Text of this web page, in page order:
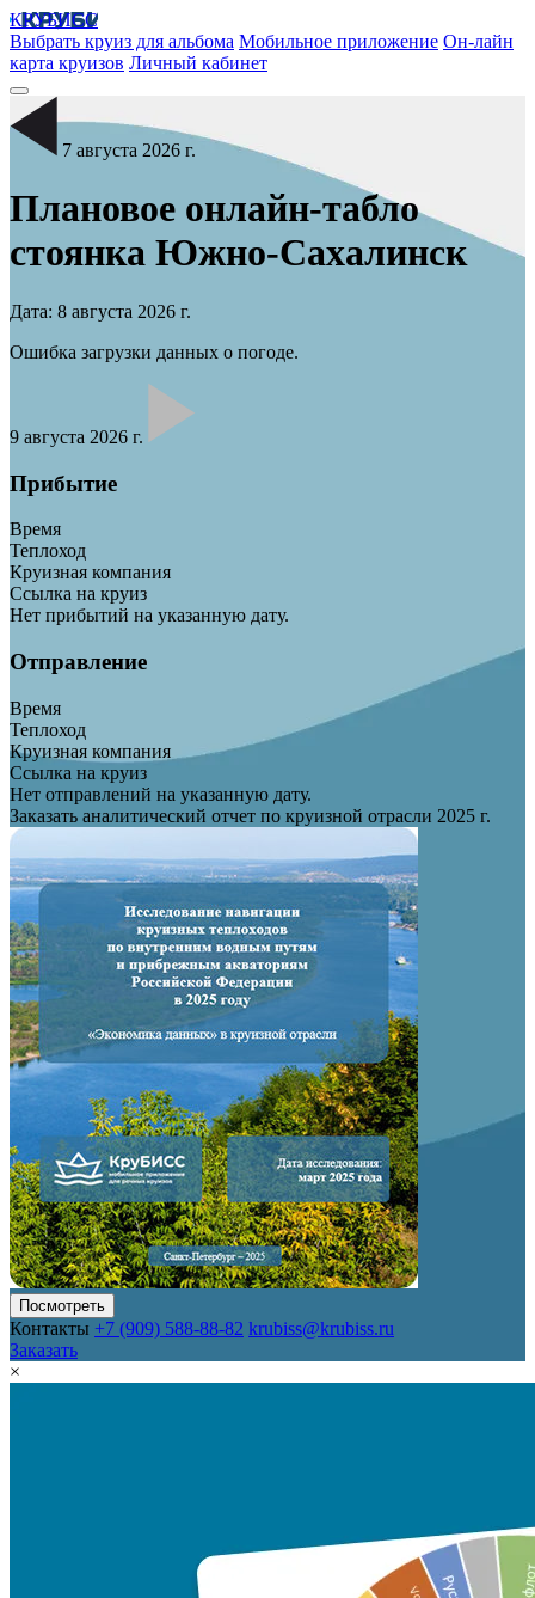
КРУБИСС
Выбрать круиз для альбома Мобильное приложение Он-лайн
карта круизов Личный кабинет
7 августа 2026 г.
Плановое онлайн-табло
стоянка Южно-Сахалинск
Дата: 8 августа 2026 г.
Ошибка загрузки данных о погоде.
9 августа 2026 г.
Прибытие
Время
Теплоход
Круизная компания
Ссылка на круиз
Нет прибытий на указанную дату.
Отправление
Время
Теплоход
Круизная компания
Ссылка на круиз
Нет отправлений на указанную дату.
Заказать аналитический отчет по круизной отрасли 2025 г.
Посмотреть
Контакты +7 (909) 588-88-82 krubiss@krubiss.ru
Заказать
×